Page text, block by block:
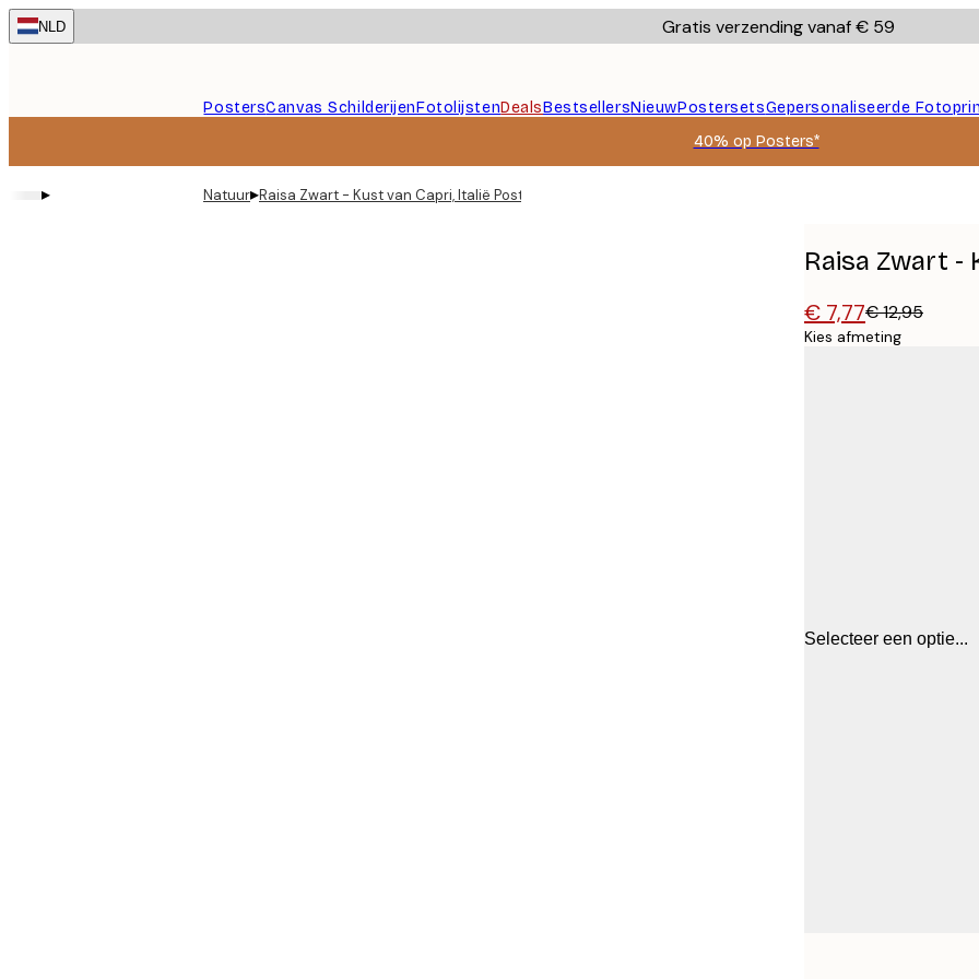
Skip
to
NLD Gratis verzending vanaf € 59
PostersCanvas SchilderijenFotolijstenDealsBestsellersNieuwPostersetsGepersonaliseerde
40% op Posters*
▸ Natuur▸Raisa Zwart - Kust van Capri, Italië Poster
Raisa Zwart -
€ 7,77€ 12,95
Kies afmeting
Selecteer een optie...